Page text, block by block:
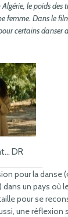
le poids
femme. Dans le
certains danser
DR
pour la danse (
dans un pays
pour se
une réflexion